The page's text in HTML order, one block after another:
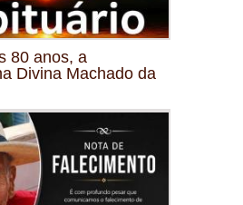
80 anos, a
Divina Machado da